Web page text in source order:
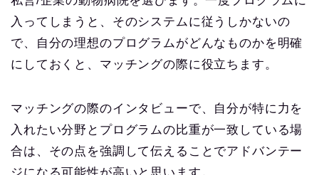
入ってしまうと、そのシステムに従うしかないの
で、自分の理想のプログラムがどんなものかを明確
にしておくと、マッチングの際に役立ちます。
マッチングの際のインタビューで、自分が特に力を
入れたい分野とプログラムの比重が一致している場
合は、その点を強調して伝えることでアドバンテー